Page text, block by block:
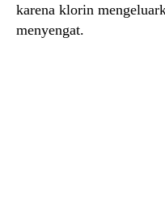
karena klorin
menyengat.